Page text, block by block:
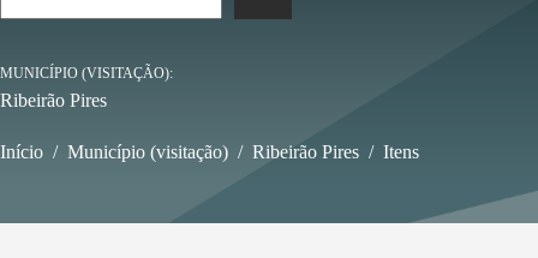
MUNICÍPIO (VISITAÇÃO)
Ribeirão Pires
Início / Município (visitação) / Ribeirão Pires / Itens